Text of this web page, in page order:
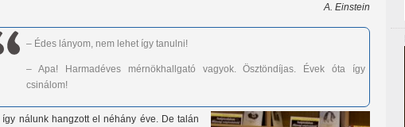
A. Einstein
– Édes lányom, nem lehet így tanulni!
– Apa! Harmadéves mérnökhallgató vagyok. Ösztöndíjas. Évek óta így
csinálom!
így nálunk hangzott el néhány éve. De talán